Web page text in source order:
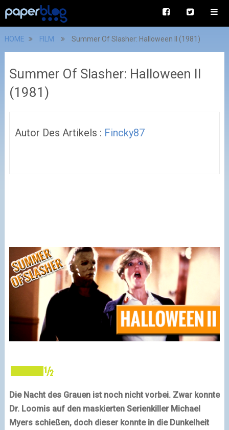
HOME FILM Summer Of Slasher: Halloween II (1981)
Summer Of Slasher: Halloween II
(1981)
Autor Des Artikels : Fincky87
Die Nacht des Grauen ist noch nicht vorbei. Zwar konnte
Dr. Loomis auf den maskierten Serienkiller Michael
Myers schießen, doch dieser konnte in die Dunkelheit